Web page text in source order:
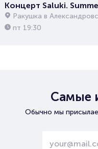
Концерт Saluki.
Ракушка в
пт 19:30
Самые
Обычно мы